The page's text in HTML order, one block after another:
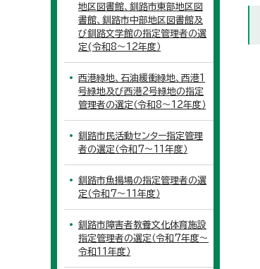
地区図書館、釧路市東部地区図
書館、釧路市中部地区図書館及
び釧路文学館の指定管理者の選
定(令和8～12年度）
西港緑地、石油緩衝緑地、西港1
号緑地及び西港2号緑地の指定
管理者の選定（令和8～12年度）
釧路市民活動センター指定管理
者の選定（令和7～11年度）
釧路市魚揚場の指定管理者の選
定（令和7～11年度）
釧路市障害者教養文化体育施設
指定管理者の選定（令和7年度～
令和11年度）